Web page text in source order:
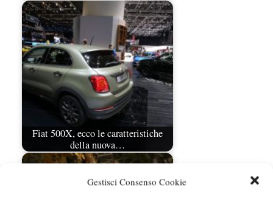
Gestisci Consenso Cookie
Fiat 500X, ecco le caratteristiche
della nuova…